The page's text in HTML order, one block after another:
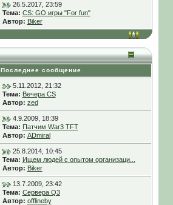
26.5.2017, 23:59
Тема: CS: GO игры "For fun"
Автор: Biker
Последнее сообщение
5.11.2012, 21:32
Тема: Вечера CS
Автор: zed
4.9.2009, 18:39
Тема: Патчим War3 TFT
Автор: ADmiral
25.8.2014, 10:45
Тема: Ищем людей с опытом организаци...
Автор: Biker
13.7.2009, 23:42
Тема: Сервера Q3
Автор: offlineby